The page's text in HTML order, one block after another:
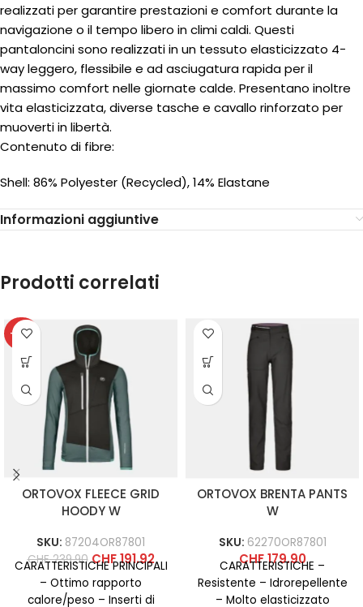
realizzati per garantire prestazioni e comfort durante la
navigazione o il tempo libero in climi caldi. Questi
pantaloncini sono realizzati in un tessuto elasticizzato 4-
way leggero, flessibile e ad asciugatura rapida per il
massimo comfort nelle giornate calde. Presentano inoltre
vita elasticizzata, diverse tasche e cavallo rinforzato per
muoverti in libertà.
Contenuto di fibre:
Shell: 86% Polyester (Recycled), 14% Elastane
Informazioni aggiuntive
Prodotti correlati
-20%
ORTOVOX FLEECE GRID
HOODY W
SKU: 87204OR87801
CHF239.90 CHF191.92
CARATTERISTICHE PRINCIPALI
– Ottimo rapporto
calore/peso – Inserti di
ORTOVOX BRENTA PANTS
W
SKU: 62270OR87801
CHF179.90
CARATTERISTICHE –
Resistente – Idrorepellente
– Molto elasticizzato